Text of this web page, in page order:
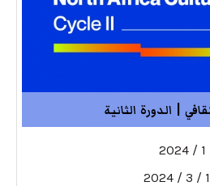
| الدورة الثانية
19